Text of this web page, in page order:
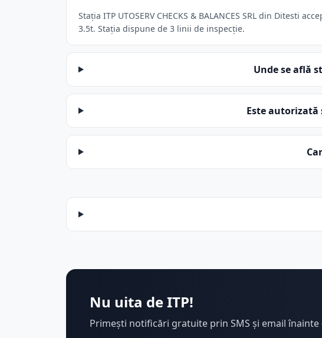
Stația ITP UTOSERV CHECKS & BALANCES SRL din Ditesti
3.5t. Stația dispune de 3 linii de inspecție.
Unde se află
Este autorizată
Nu uita de ITP!
Primești notificări gratuite prin SMS și email înainte